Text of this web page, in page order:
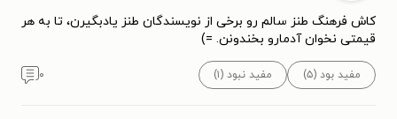
کاش فرهنگ طنز سالم رو برخی از نویسندگان طنز یادبگیرن، تا به هر
قیمتی نخوان آدمارو بخندونن. =)
مفید بود (۵) مفید نبود (۱) ۰